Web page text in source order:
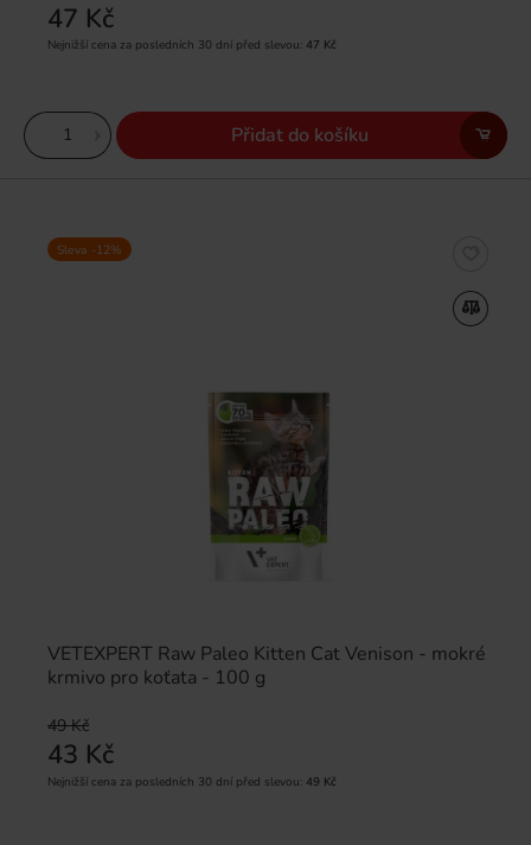
47 Kč
Nejnižší cena za posledních 30 dní před slevou: 47 Kč
Přidat do košíku
VETEXPERT Raw Paleo Kitten Cat Venison - mokré
krmivo pro koťata - 100 g
49 Kč
43 Kč
Nejnižší cena za posledních 30 dní před slevou: 49 Kč
Sleva -12%